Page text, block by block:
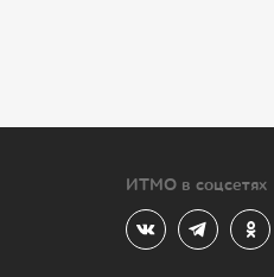
ИТМО в соцсетях